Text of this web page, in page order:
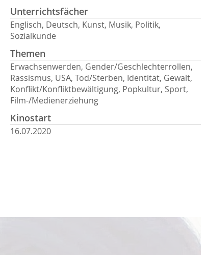
Unterrichtsfächer
Englisch, Deutsch, Kunst, Musik, Politik,
Sozialkunde
Themen
Erwachsenwerden, Gender/Geschlechterrollen,
Rassismus, USA, Tod/Sterben, Identität, Gewalt,
Konflikt/Konfliktbewältigung, Popkultur, Sport,
Film-/Medienerziehung
Kinostart
16.07.2020